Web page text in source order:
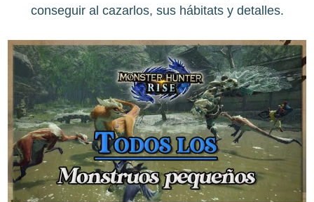
conseguir al cazarlos, sus hábitats y detalles.